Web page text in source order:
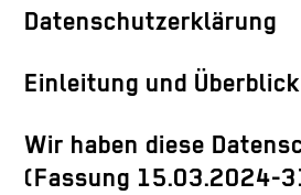
Datenschutzerklärung
Einleitung und Überblick
Wir haben diese
(Fassung 15.03.2024-